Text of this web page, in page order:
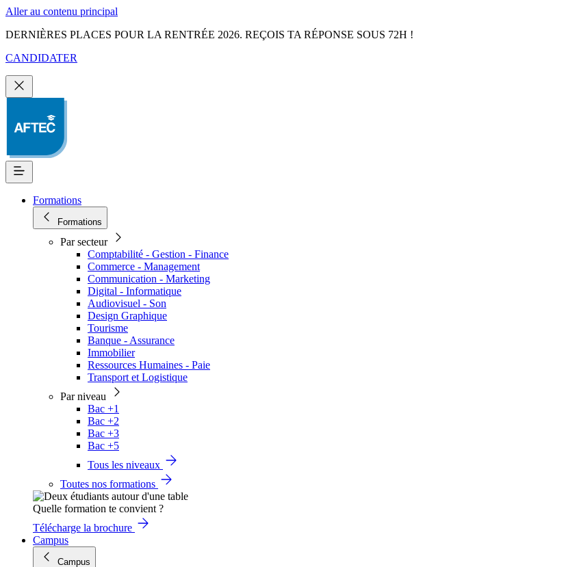
Aller au contenu principal
DERNIÈRES PLACES POUR LA RENTRÉE 2026. REÇOIS TA RÉPONSE SOUS 72H !
CANDIDATER
Formations
Formations
Par secteur
Comptabilité - Gestion - Finance
Commerce - Management
Communication - Marketing
Digital - Informatique
Audiovisuel - Son
Design Graphique
Tourisme
Banque - Assurance
Immobilier
Ressources Humaines - Paie
Transport et Logistique
Par niveau
Bac +1
Bac +2
Bac +3
Bac +5
Tous les niveaux
Toutes nos formations
Quelle formation te convient ?
Télécharge la brochure
Campus
Campus